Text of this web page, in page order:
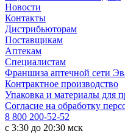
Новости
Контакты
Дистрибьюторам
Поставщикам
Аптекам
Специалистам
Франшиза аптечной сети
Контрактное производство
Упаковка и материалы для
Согласие на обработку
8 800 200-52-52
c 3:30 до 20:30 мск